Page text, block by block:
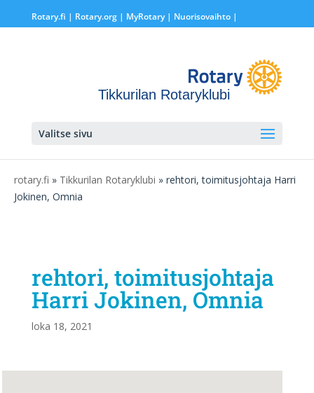
Rotary.fi | Rotary.org| MyRotary | Nuorisovaihto|
Tikkurilan Rotaryklubi
Valitse sivu
rotary.fi » Tikkurilan Rotaryklubi » rehtori, toimitusjohtaja Harri
Jokinen, Omnia
rehtori, toimitusjohtaja
Harri Jokinen, Omnia
loka 18, 2021